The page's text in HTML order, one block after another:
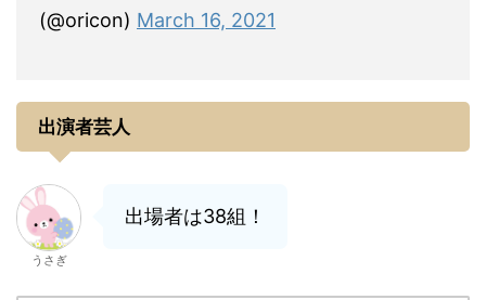
(@oricon) March 16, 2021
出演者芸人
うさぎ
出場者は38組！